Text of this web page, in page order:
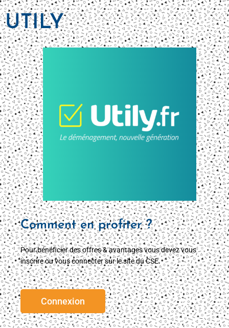
UTILY
Comment en profiter ?
Pour bénéficier des offres & avantages vous devez vous
inscrire ou vous connecter sur le site du CSE.
Connexion